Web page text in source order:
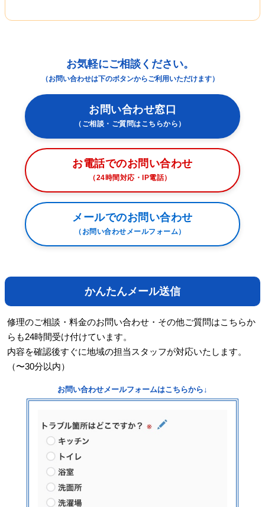
お気軽にご相談ください。
（お問い合わせは下のボタンからご利用いただけます）
お問い合わせ窓口
（ご相談・ご質問はこちらから）
お電話でのお問い合わせ
（24時間対応・IP電話）
メールでのお問い合わせ
（お問い合わせメールフォーム）
かんたんメール送信
修理のご相談・料金のお問い合わせ・その他ご質問はこちらか
らも24時間受け付けています。
内容を確認後すぐに地域の担当スタッフが対応いたします。
（〜30分以内）
お問い合わせメールフォームはこちらから↓